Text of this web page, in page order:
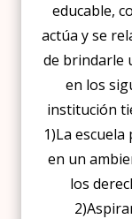
educable,
actúa y se
de brindarle
en los
institución
1)La
en un
los